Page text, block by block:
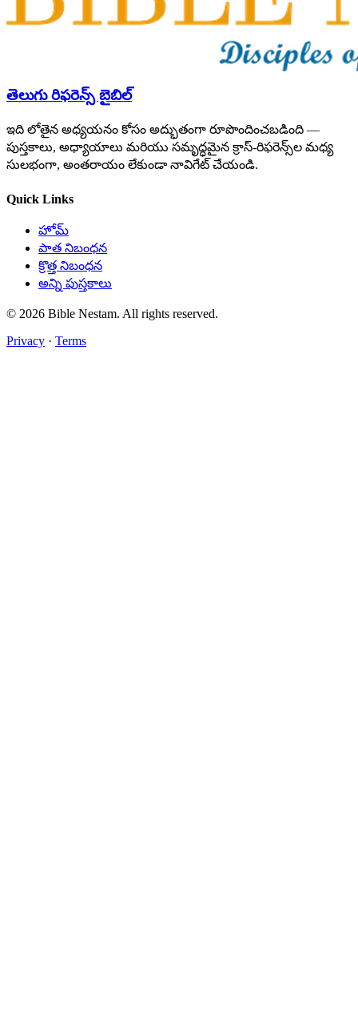
తెలుగు రిఫరెన్స్ బైబిల్
ఇది లోతైన అధ్యయనం కోసం అద్భుతంగా రూపొందించబడింది —
పుస్తకాలు, అధ్యాయాలు మరియు సమృద్ధమైన క్రాస్-రిఫరెన్స్‌ల మధ్య
సులభంగా, అంతరాయం లేకుండా నావిగేట్ చేయండి.
Quick Links
హోమ్
పాత నిబంధన
క్రొత్త నిబంధన
అన్ని పుస్తకాలు
© 2026 Bible Nestam. All rights reserved.
Privacy · Terms